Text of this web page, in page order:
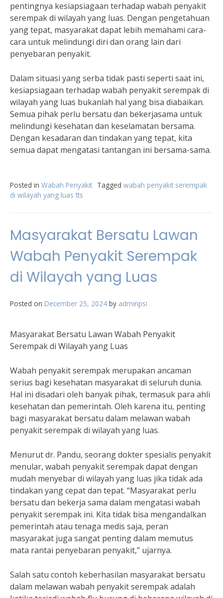
pentingnya kesiapsiagaan terhadap wabah penyakit
serempak di wilayah yang luas. Dengan pengetahuan
yang tepat, masyarakat dapat lebih memahami cara-
cara untuk melindungi diri dan orang lain dari
penyebaran penyakit.
Dalam situasi yang serba tidak pasti seperti saat ini,
kesiapsiagaan terhadap wabah penyakit serempak di
wilayah yang luas bukanlah hal yang bisa diabaikan.
Semua pihak perlu bersatu dan bekerjasama untuk
melindungi kesehatan dan keselamatan bersama.
Dengan kesadaran dan tindakan yang tepat, kita
semua dapat mengatasi tantangan ini bersama-sama.
Posted in Wabah Penyakit Tagged wabah penyakit serempak
di wilayah yang luas tts
Masyarakat Bersatu Lawan
Wabah Penyakit Serempak
di Wilayah yang Luas
Posted on December 25, 2024 by adminpsi
Masyarakat Bersatu Lawan Wabah Penyakit
Serempak di Wilayah yang Luas
Wabah penyakit serempak merupakan ancaman
serius bagi kesehatan masyarakat di seluruh dunia.
Hal ini disadari oleh banyak pihak, termasuk para ahli
kesehatan dan pemerintah. Oleh karena itu, penting
bagi masyarakat bersatu dalam melawan wabah
penyakit serempak di wilayah yang luas.
Menurut dr. Pandu, seorang dokter spesialis penyakit
menular, wabah penyakit serempak dapat dengan
mudah menyebar di wilayah yang luas jika tidak ada
tindakan yang cepat dan tepat. “Masyarakat perlu
bersatu dan bekerja sama dalam mengatasi wabah
penyakit serempak ini. Kita tidak bisa mengandalkan
pemerintah atau tenaga medis saja, peran
masyarakat juga sangat penting dalam memutus
mata rantai penyebaran penyakit,” ujarnya.
Salah satu contoh keberhasilan masyarakat bersatu
dalam melawan wabah penyakit serempak adalah